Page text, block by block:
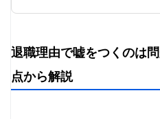
Q. 退職の際の引き継ぎ
まとめ：円満退職を目指すな
を
嘘の退職理由に頼るよ
文で簡単作成 | 職務経歴書
退職理由で嘘をつくのは
点から解説